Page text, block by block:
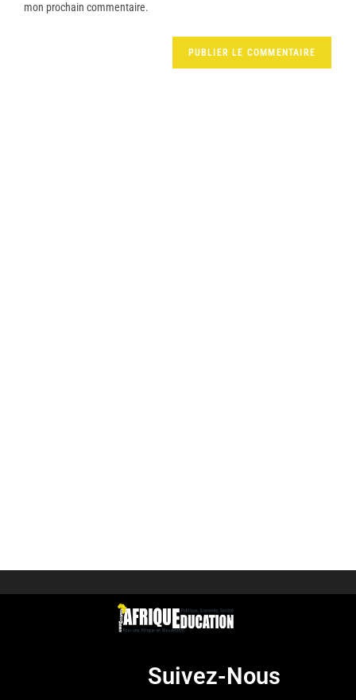
mon prochain commentaire.
Suivez-Nous